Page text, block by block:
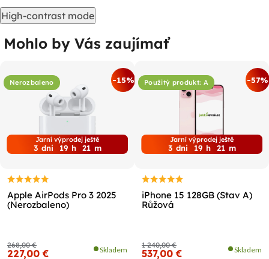
High-contrast mode
Mohlo by Vás zaujímať
Nerozbaleno -15%
Jarní výprodej ještě
3 dni 19 h 21 m
Apple AirPods Pro 3 2025
(Nerozbaleno)
268,00 €
227,00 € Skladem
Použitý produkt: A -57%
Jarní výprodej ještě
3 dni 19 h 21 m
iPhone 15 128GB (Stav A)
Růžová
1 240,00 €
537,00 € Skladem